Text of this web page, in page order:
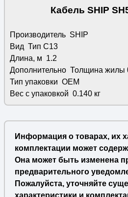
Кабель SHIP
ПроизводительSHIP
Вид Тип С13
Длина, м 1.2
ДополнительноТолщина жилы
Тип упаковки OEM
Вес с упаковкой 0.140 кг
Информация о товарах, их
комплектации может
Она может быть изменена
предварительного
Пожалуйста, уточняйте
характеристики и